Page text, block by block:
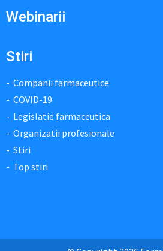
Webinarii
Stiri
Companii farmaceutice
COVID-19
Legislatie farmaceutica
Organizatii profesionale
Stiri
Top stiri